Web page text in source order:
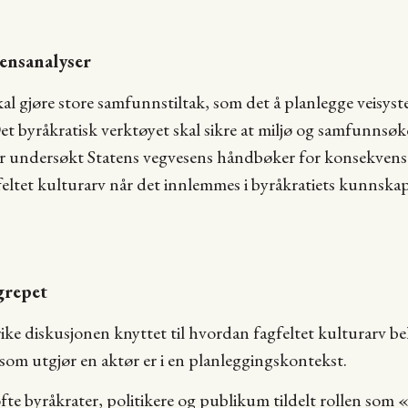
gjøre store samfunnstiltak, som det å planlegge
byråkratisk verktøyet skal sikre at miljø og
Statens vegvesens håndbøker for
kulturarv når det innlemmes i byråkratiets
diskusjonen knyttet til hvordan fagfeltet kulturarv
utgjør en aktør er i en planleggingskontekst.
byråkrater, politikere og publikum tildelt rollen som